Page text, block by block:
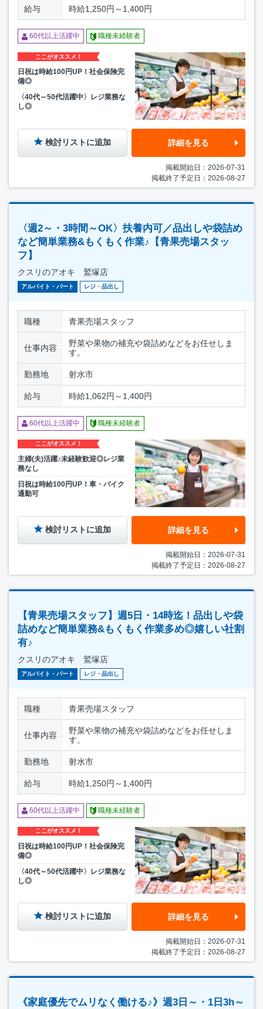
給与 時給1,250円～1,400円
60代以上活躍中 職種未経験者
ここがオススメ！
日祝は時給100円UP！社会保険完
備◎
〈40代～50代活躍中〉レジ業務な
し◎
検討リストに追加 詳細を見る
掲載開始日：2026-07-31
掲載終了予定日：2026-08-27
〈週2～・3時間～OK〉扶養内可／品出しや袋詰め
など簡単業務&もくもく作業♪【青果売場スタッ
フ】
クスリのアオキ 鷲塚店
アルバイト・パート レジ・品出し
職種 青果売場スタッフ
仕事内容
野菜や果物の補充や袋詰めなどをお任せしま
す。
勤務地 射水市
給与 時給1,062円～1,400円
60代以上活躍中 職種未経験者
ここがオススメ！
主婦(夫)活躍♪未経験歓迎◎レジ業
務なし
日祝は時給100円UP！車・バイク
通勤可
検討リストに追加 詳細を見る
掲載開始日：2026-07-31
掲載終了予定日：2026-08-27
【青果売場スタッフ】週5日・14時迄！品出しや袋
詰めなど簡単業務&もくもく作業多め◎嬉しい社割
有♪
クスリのアオキ 鷲塚店
アルバイト・パート レジ・品出し
職種 青果売場スタッフ
仕事内容
野菜や果物の補充や袋詰めなどをお任せしま
す。
勤務地 射水市
給与 時給1,250円～1,400円
60代以上活躍中 職種未経験者
ここがオススメ！
日祝は時給100円UP！社会保険完
備◎
〈40代～50代活躍中〉レジ業務な
し◎
検討リストに追加 詳細を見る
掲載開始日：2026-07-31
掲載終了予定日：2026-08-27
《家庭優先でムリなく働ける♪》週3日～・1日3h～